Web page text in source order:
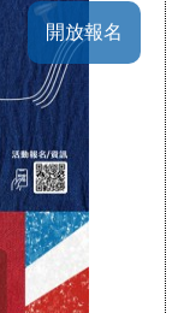
開放報名